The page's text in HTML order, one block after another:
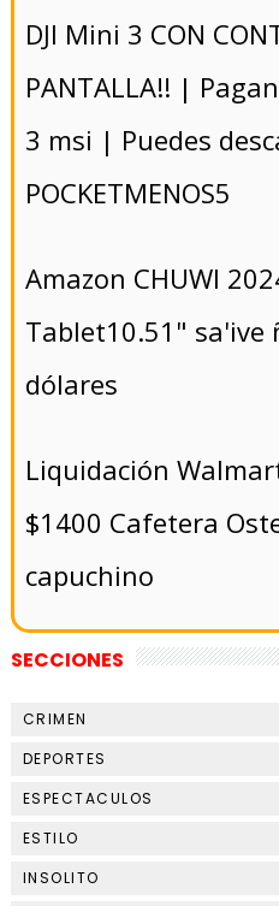
DJI Mini 3 CON
PANTALLA!! |
3 msi | Puedes
POCKETMENOS5
Amazon CHUWI
Tablet10.51" sa'ive
dólares
Liquidación
$1400 Cafetera
capuchino
SECCIONES
CRIMEN
DEPORTES
ESPECTACULOS
ESTILO
INSOLITO